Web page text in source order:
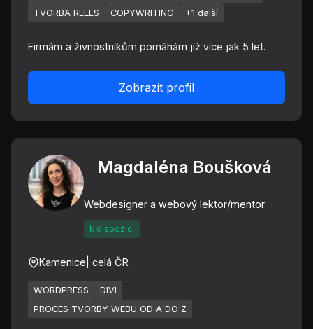
TVORBA REELS
COPYWRITING +1 další
Firmám a živnostníkům pomáhám jíž více jak 5 let.
Zobrazit profil
Magdaléna Boušková
Webdesigner a webový lektor/mentor
k dispozici
Kamenice | celá ČR
WORDPRESS
DIVI
PROCES TVORBY WEBU OD A DO Z